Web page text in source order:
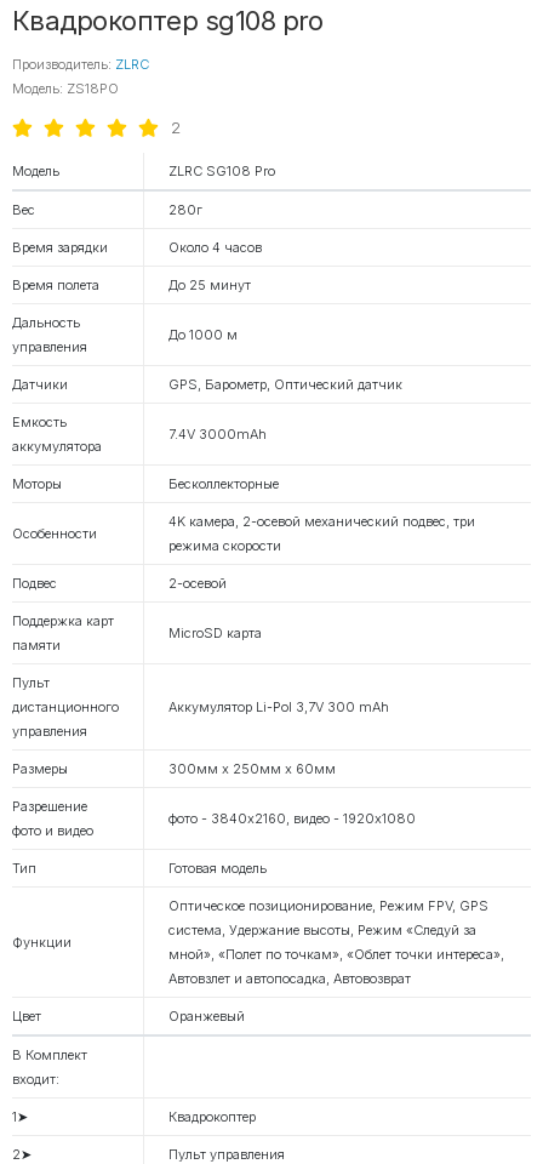
Квадрокоптер sg108 pro
Производитель: ZLRC
Модель: ZS18PO
2
Модель ZLRC SG108 Pro
Вес 280г
Время зарядки Около 4 часов
Время полета До 25 минут
Дальность
управления
До 1000 м
Датчики GPS, Барометр, Оптический датчик
Емкость
аккумулятора
7.4V 3000mAh
Моторы Бесколлекторные
Особенности
4K камера, 2-осевой механический подвес, три
режима скорости
Подвес 2-осевой
Поддержка карт
памяти
MicroSD карта
Пульт
дистанционного
управления
Аккумулятор Li-Pol 3,7V 300 mAh
Размеры 300мм х 250мм х 60мм
Разрешение
фото и видео
фото - 3840х2160, видео - 1920х1080
Тип Готовая модель
Функции
Оптическое позиционирование, Режим FPV, GPS
система, Удержание высоты, Режим «Следуй за
мной», «Полет по точкам», «Облет точки интереса»,
Автовзлет и автопосадка, Автовозврат
Цвет Оранжевый
В Комплект
входит:
1➤ Квадрокоптер
2➤ Пульт управления